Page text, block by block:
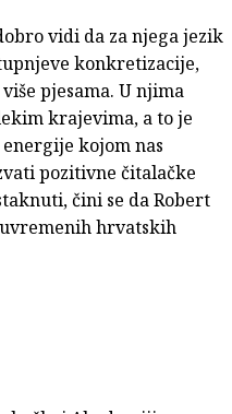
vidi da za njega jezik
konkretizacije,
pjesama. U njima
krajevima, a to je
kojom nas
pozitivne čitalačke
čini se da Robert
hrvatskih